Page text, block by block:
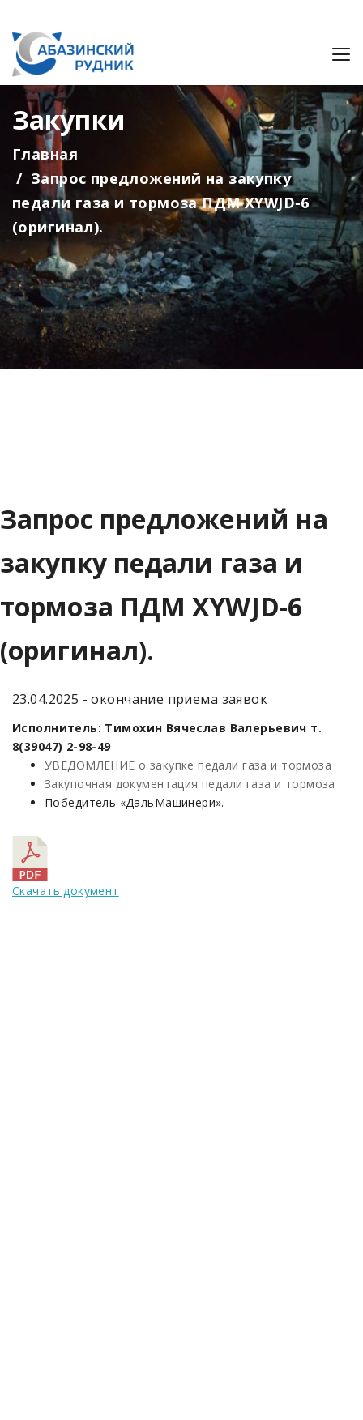
Закупки
Главная
Запрос предложений на закупку
педали газа и тормоза ПДМ XYWJD-6
(оригинал).
Запрос предложений на
закупку педали газа и
тормоза ПДМ XYWJD-6
(оригинал).
23.04.2025 - окончание приема заявок
Исполнитель: Тимохин Вячеслав Валерьевич т.
8(39047) 2-98-49
УВЕДОМЛЕНИЕ о закупке педали газа и тормоза
Закупочная документация педали газа и тормоза
Победитель «ДальМашинери».
Скачать документ